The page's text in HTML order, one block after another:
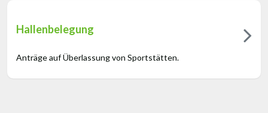
Hallenbelegung
Anträge auf Überlassung von Sportstätten.